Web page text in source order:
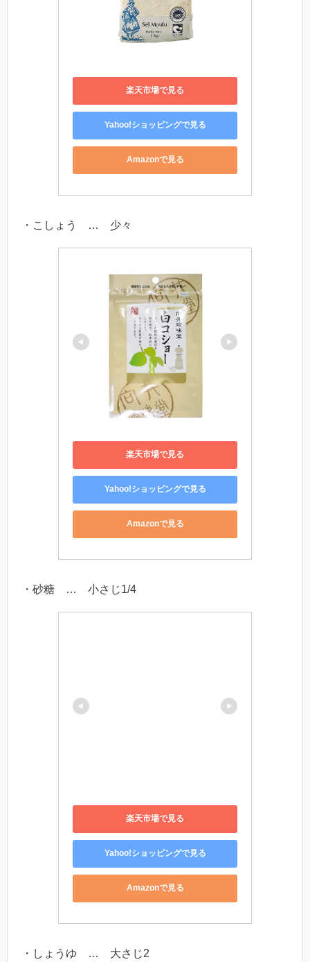
楽天市場で見る
Yahoo!ショッピングで見る
Amazonで見る
・こしょう … 少々
楽天市場で見る
Yahoo!ショッピングで見る
Amazonで見る
・砂糖 … 小さじ1/4
楽天市場で見る
Yahoo!ショッピングで見る
Amazonで見る
・しょうゆ … 大さじ2